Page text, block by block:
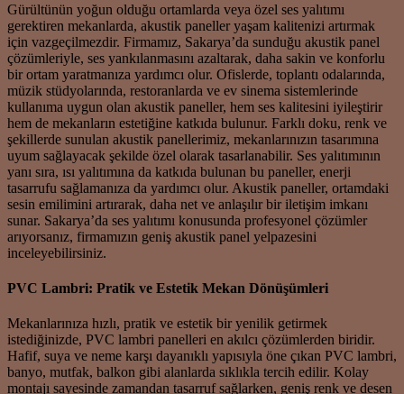
Gürültünün yoğun olduğu ortamlarda veya özel ses yalıtımı
gerektiren mekanlarda, akustik paneller yaşam kalitenizi artırmak
için vazgeçilmezdir. Firmamız, Sakarya’da sunduğu akustik panel
çözümleriyle, ses yankılanmasını azaltarak, daha sakin ve konforlu
bir ortam yaratmanıza yardımcı olur. Ofislerde, toplantı odalarında,
müzik stüdyolarında, restoranlarda ve ev sinema sistemlerinde
kullanıma uygun olan akustik paneller, hem ses kalitesini iyileştirir
hem de mekanların estetiğine katkıda bulunur. Farklı doku, renk ve
şekillerde sunulan akustik panellerimiz, mekanlarınızın tasarımına
uyum sağlayacak şekilde özel olarak tasarlanabilir. Ses yalıtımının
yanı sıra, ısı yalıtımına da katkıda bulunan bu paneller, enerji
tasarrufu sağlamanıza da yardımcı olur. Akustik paneller, ortamdaki
sesin emilimini artırarak, daha net ve anlaşılır bir iletişim imkanı
sunar. Sakarya’da ses yalıtımı konusunda profesyonel çözümler
arıyorsanız, firmamızın geniş akustik panel yelpazesini
inceleyebilirsiniz.
PVC Lambri: Pratik ve Estetik Mekan Dönüşümleri
Mekanlarınıza hızlı, pratik ve estetik bir yenilik getirmek
istediğinizde, PVC lambri panelleri en akılcı çözümlerden biridir.
Hafif, suya ve neme karşı dayanıklı yapısıyla öne çıkan PVC lambri,
banyo, mutfak, balkon gibi alanlarda sıklıkla tercih edilir. Kolay
montajı sayesinde zamandan tasarruf sağlarken, geniş renk ve desen